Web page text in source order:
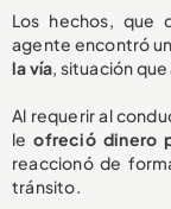
Los hechos, que
agente encontró
la vía, situación
Al requerir al
leofreció dinero
reaccionó de
tránsito.